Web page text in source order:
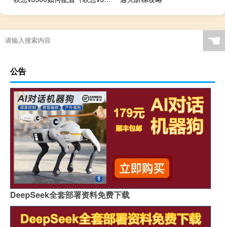
☚
公告
DeepSeek全套部署资料免费下载